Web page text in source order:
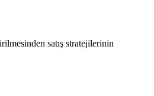
satış stratejilerinin